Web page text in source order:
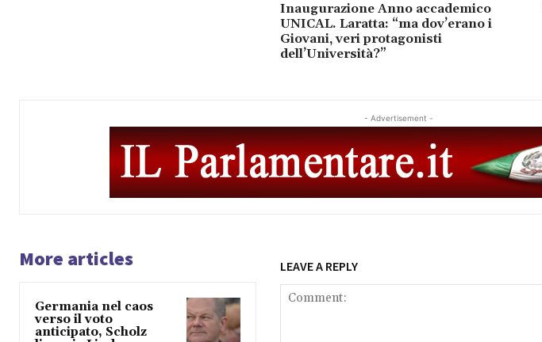
Inaugurazione Anno accademico
UNICAL. Laratta: “ma dov’erano i
Giovani, veri protagonisti
dell’Università?”
- Advertisement -
More articles
Germania nel caos
verso il voto
anticipato, Scholz
LEAVE A REPLY